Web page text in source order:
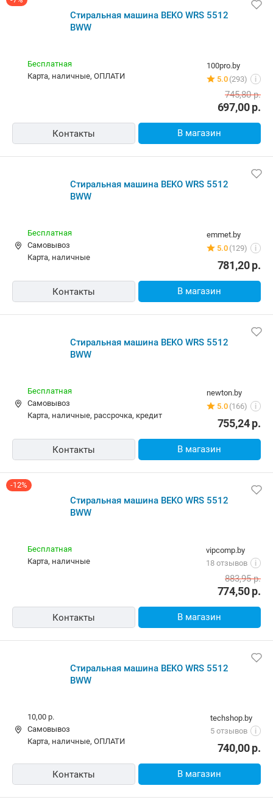
Стиральная машина BEKO WRS 5512
BWW
100pro.by
5.0 (293) i
Бесплатная
карта, наличные, ОПЛАТИ
697,00р.
745,80р.
Контакты В магазин
Стиральная машина BEKO WRS 5512
BWW
emmet.by
5.0 (129) i
Бесплатная
Самовывоз
карта, наличные
781,20р.
Контакты В магазин
Стиральная машина BEKO WRS 5512
BWW
newton.by
5.0 (166) i
Бесплатная
Самовывоз
карта, наличные, рассрочка, кредит
755,24р.
Контакты В магазин
-12%
Стиральная машина BEKO WRS 5512
BWW
vipcomp.by
18 отзывов
i
Бесплатная
карта, наличные
774,50р.
883,95р.
Контакты В магазин
Стиральная машина BEKO WRS 5512
BWW
techshop.by
5 отзывов
i
10,00 р.
Самовывоз
карта, наличные, ОПЛАТИ
740,00р.
Контакты В магазин